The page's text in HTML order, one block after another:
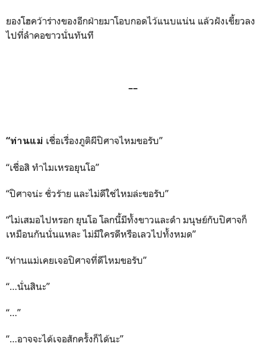
ยองโฮคว้าร่างของอีกฝ่ายมาโอบกอดไว้แนบแน่น แล้วฝังเขี้ยวลง
ไปที่ลำคอขาวนั่นทันที
––
“ท่านแม่ เชื่อเรื่องภูติผีปิศาจไหมขอรับ”
“เชื่อสิ ทำไมเหรอยุนโอ”
“ปิศาจน่ะ ชั่วร้าย และไม่ดีใช่ไหมล่ะขอรับ”
“ไม่เสมอไปหรอก ยุนโอ โลกนี้มีทั้งขาวและดำ มนุษย์กับปิศาจก็
เหมือนกันนั่นแหละ ไม่มีใครดีหรือเลวไปทั้งหมด”
“ท่านแม่เคยเจอปิศาจที่ดีไหมขอรับ”
“…นั่นสินะ”
“…”
“…อาจจะได้เจอสักครั้งก็ได้นะ”